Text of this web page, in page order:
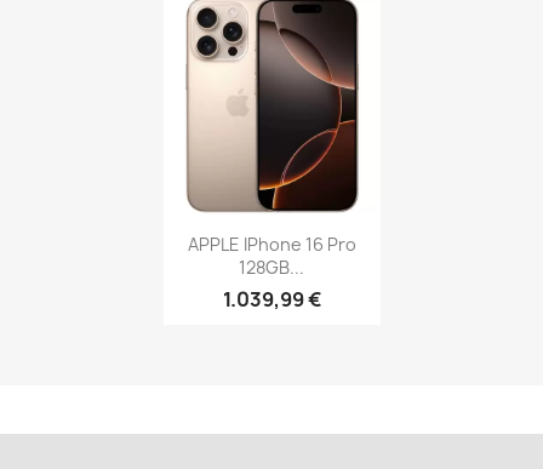
APPLE IPhone 16 Pro
128GB...
1.039,99 €